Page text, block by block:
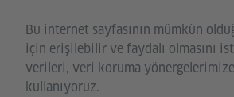
Bu internet sayfasının mümkün
için erişilebilir ve faydalı olmasını
verileri, veri koruma
kullanıyoruz.